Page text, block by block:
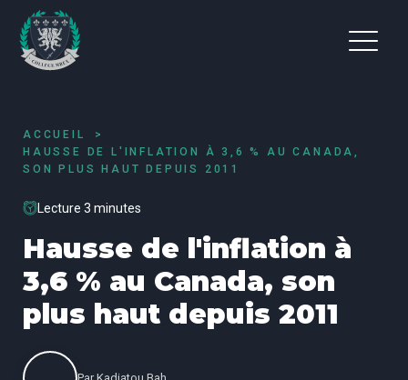
ACCUEIL
HAUSSE DE L'INFLATION À 3,6 % AU CANADA,
SON PLUS HAUT DEPUIS 2011
Lecture 3 minutes
Hausse de l'inflation à
3,6 % au Canada, son
plus haut depuis 2011